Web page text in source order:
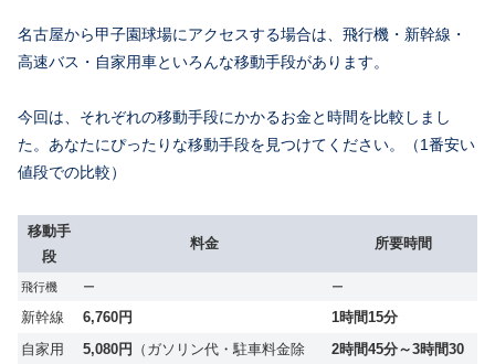
名古屋から甲子園球場にアクセスする場合は、飛行機・新幹線・
高速バス・自家用車といろんな移動手段があります。
今回は、それぞれの移動手段にかかるお金と時間を比較しまし
た。あなたにぴったりな移動手段を見つけてください。（1番安い
値段での比較）
移動手
段
料金 所要時間
飛行機 ー ー
新幹線 6,760円
1時間15分
自家用
5,080円 （ガソリン代・駐車料金除
2時間45分～3時間30